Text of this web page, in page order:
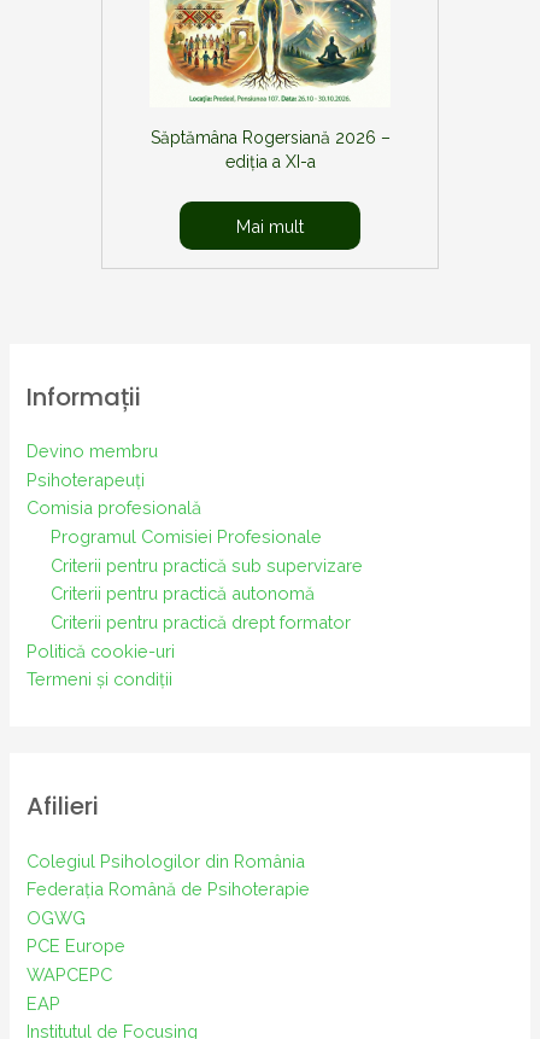
Săptămâna Rogersiană 2026 –
ediția a XI-a
Mai mult
Informații
Devino membru
Psihoterapeuți
Comisia profesională
Programul Comisiei Profesionale
Criterii pentru practică sub supervizare
Criterii pentru practică autonomă
Criterii pentru practică drept formator
Politică cookie-uri
Termeni și condiții
Afilieri
Colegiul Psihologilor din România
Federația Română de Psihoterapie
OGWG
PCE Europe
WAPCEPC
EAP
Institutul de Focusing